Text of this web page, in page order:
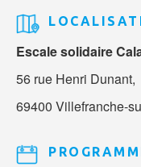
Escale solidaire
56 rue Henri Dunant,
69400 Villefranche-